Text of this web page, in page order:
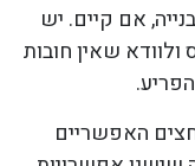
אם קיים. יש
שאין חובות
האפשריים